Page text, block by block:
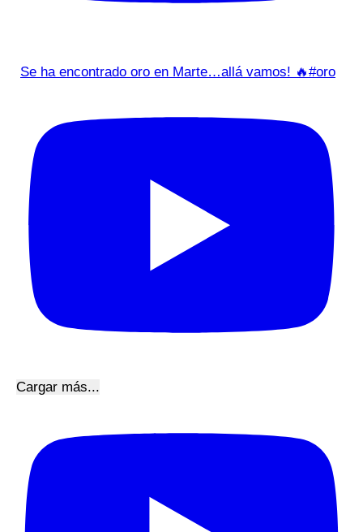
Se ha encontrado oro en Marte…allá vamos! 🔥#oro
Cargar más...